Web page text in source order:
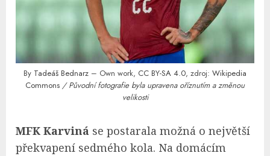
By Tadeáš Bednarz – Own work, CC BY-SA 4.0, zdroj: Wikipedia
Commons / Původní fotografie byla upravena oříznutím a změnou
velikosti
MFK Karviná se postarala možná o největší
překvapení sedmého kola. Na domácím